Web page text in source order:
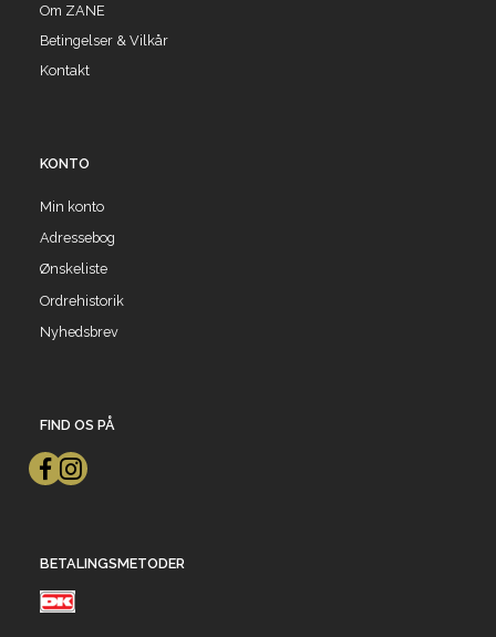
Om ZANE
Betingelser & Vilkår
Kontakt
KONTO
Min konto
Adressebog
Ønskeliste
Ordrehistorik
Nyhedsbrev
FIND OS PÅ
BETALINGSMETODER